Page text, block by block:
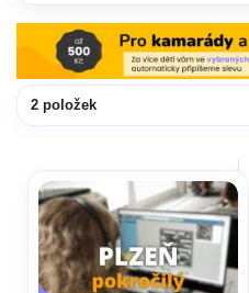
2 položek